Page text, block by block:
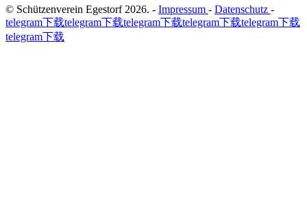
© Schützenverein Egestorf 2026. - Impressum - Datenschutz -
telegram下载telegram下载telegram下载telegram下载telegram下载
telegram下载